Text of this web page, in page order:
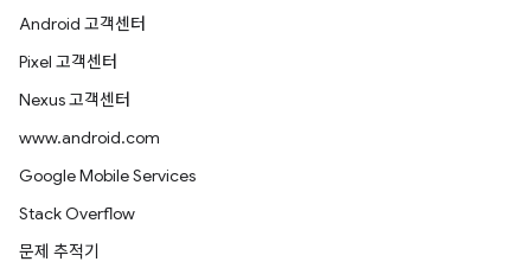
Android 고객센터
Pixel 고객센터
Nexus 고객센터
www.android.com
Google Mobile Services
Stack Overflow
문제 추적기